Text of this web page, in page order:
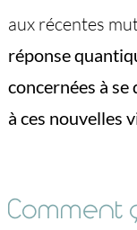
aux récentes
réponse
concernées à
à ces nouvelles
Comment